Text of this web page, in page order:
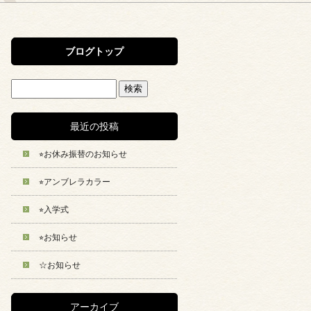
ブログトップ
最近の投稿
⭐︎お休み振替のお知らせ
⭐︎アンブレラカラー
⭐︎入学式
⭐︎お知らせ
☆お知らせ
アーカイブ